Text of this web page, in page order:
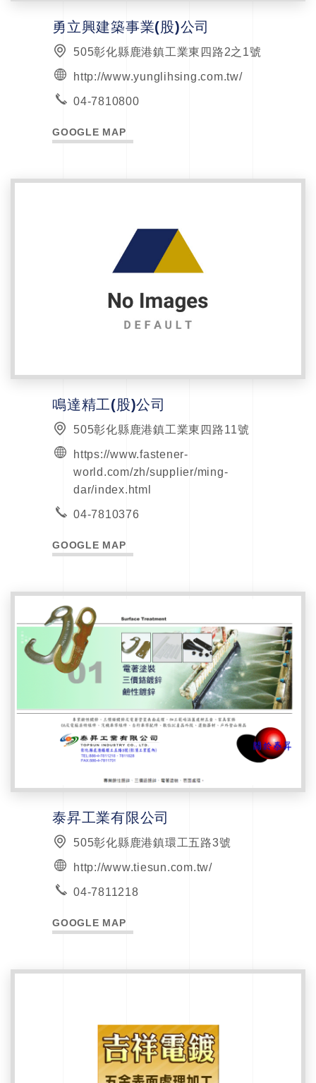
勇立興建築事業(股)公司
505彰化縣鹿港鎮工業東四路2之1號
http://www.yunglihsing.com.tw/
04-7810800
GOOGLE MAP
鳴達精工(股)公司
505彰化縣鹿港鎮工業東四路11號
https://www.fastener-
world.com/zh/supplier/ming-
dar/index.html
04-7810376
GOOGLE MAP
泰昇工業有限公司
505彰化縣鹿港鎮環工五路3號
http://www.tiesun.com.tw/
04-7811218
GOOGLE MAP